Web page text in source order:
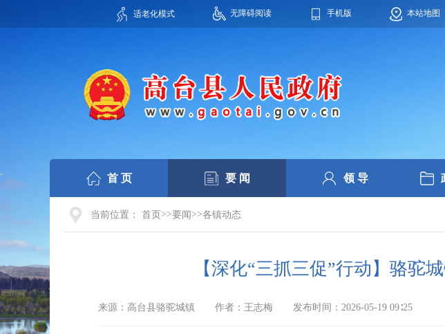
适老化模式 无障碍阅读 手机版 本站地图
首 页 要 闻 领 导
当前位置： 首页 >>要闻>>各镇动态
【深化“三抓三促”行动】骆驼
来源：高台县骆驼城镇 作者：王志梅 发布时间：2026-05-19 09∶25